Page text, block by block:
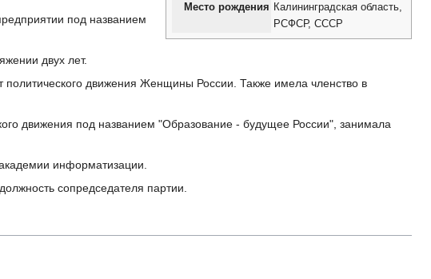
Место рождения Калининградская область,
РСФСР, СССР
под названием
двух лет.
политического движения Женщины России. Также имела членство в
движения под названием "Образование - будущее России", занимала
информатизации.
сопредседателя партии.